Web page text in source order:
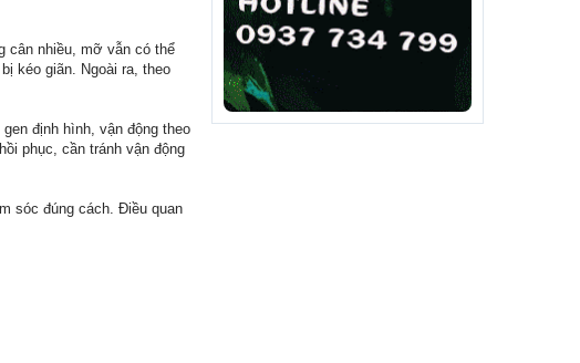
cân nhiều, mỡ vẫn có thể
kéo giãn. Ngoài ra, theo
định hình, vận động theo
phục, cần tránh vận động
sóc đúng cách. Điều quan